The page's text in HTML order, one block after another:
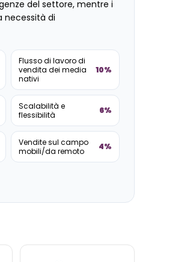
del settore, mentre i
necessità di
Flusso di lavoro di
vendita dei media
nativi
10%
Scalabilità e
flessibilità
6%
Vendite sul campo
mobili/da remoto
4%